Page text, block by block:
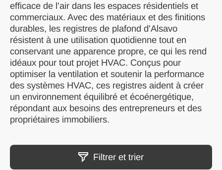
efficace de l'air dans les espaces résidentiels et
commerciaux. Avec des matériaux et des finitions
durables, les registres de plafond d'Alsavo
résistent à une utilisation quotidienne tout en
conservant une apparence propre, ce qui les rend
idéaux pour tout projet HVAC. Conçus pour
optimiser la ventilation et soutenir la performance
des systèmes HVAC, ces registres aident à créer
un environnement équilibré et écoénergétique,
répondant aux besoins des entrepreneurs et des
propriétaires immobiliers.
Filtrer et trier